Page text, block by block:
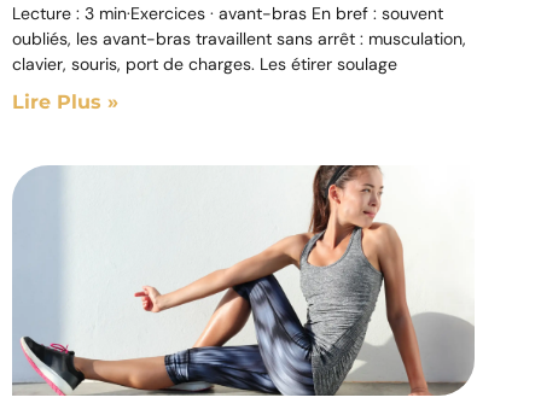
Lecture : 3 min·Exercices · avant-bras En bref : souvent
oubliés, les avant-bras travaillent sans arrêt : musculation,
clavier, souris, port de charges. Les étirer soulage
Lire Plus »